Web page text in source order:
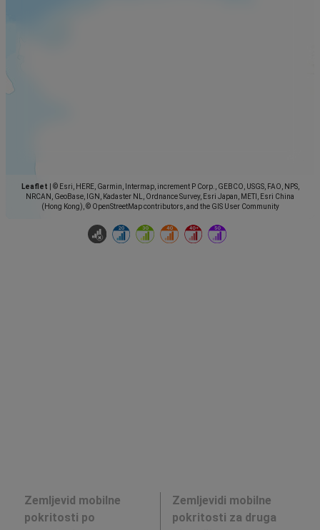
Leaflet
© Esri, HERE, Garmin, Intermap, increment P Corp., GEBCO, USGS, FAO, NPS,
NRCAN, GeoBase, IGN, Kadaster NL, Ordnance Survey, Esri Japan, METI, Esri China
(Hong Kong), © OpenStreetMap contributors, and the GIS User Community
Zemljevid mobilne
pokritosti po
Zemljevidi mobilne
pokritosti za druga